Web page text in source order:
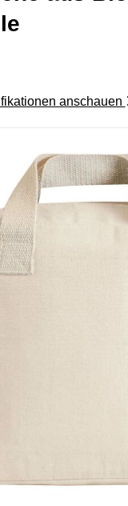
anschauen